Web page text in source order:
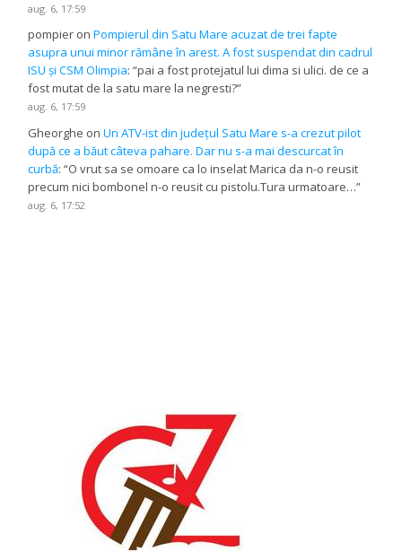
aug. 6, 17:59
pompier onPompierul din Satu Mare acuzat de trei fapte
asupra unui minor rămâne în arest. A fost suspendat din cadrul
ISU și CSM Olimpia: “pai a fost protejatul lui dima si ulici. de ce a
fost mutat de la satu mare la negresti?”
aug. 6, 17:59
Gheorghe onUn ATV-ist din județul Satu Mare s-a crezut pilot
după ce a băut câteva pahare. Dar nu s-a mai descurcat în
curbă: “O vrut sa se omoare ca lo inselat Marica da n-o reusit
precum nici bombonel n-o reusit cu pistolu.Tura urmatoare…”
aug. 6, 17:52